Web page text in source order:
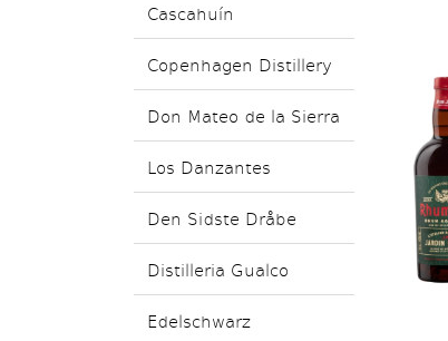
Cascahuín
Copenhagen Distillery
Don Mateo de la Sierra
Los Danzantes
Den Sidste Dråbe
Distilleria Gualco
Edelschwarz